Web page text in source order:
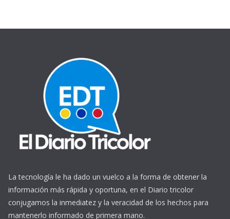
La tecnología le ha dado un vuelco a la forma de obtener la
información más rápida y oportuna, en el Diario tricolor
conjugamos la inmediatez y la veracidad de los hechos para
mantenerlo informado de primera mano.